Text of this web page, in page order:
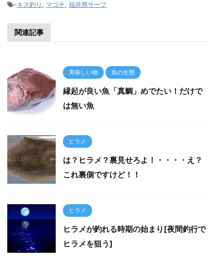
-キス釣り , マゴチ, 福井県サーフ
関連記事
美味しい物 魚の生態
縁起が良い魚「真鯛」めでたい！だけで
は無い魚
ヒラメ
は？ヒラメ？裏見せろよ！・・・・え？
これ裏側ですけど！！
ヒラメ
ヒラメが釣れる時期の始まり[夜間釣行で
ヒラメを狙う]